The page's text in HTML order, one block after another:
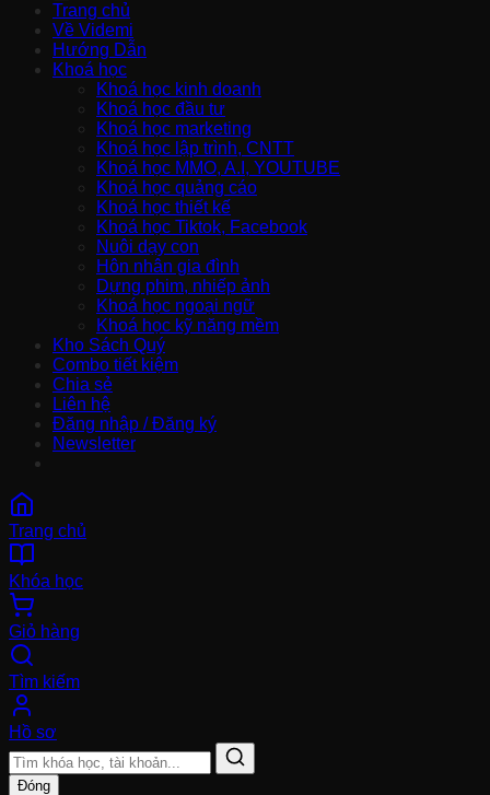
Trang chủ
Về Videmi
Hướng Dẫn
Khoá học
Khoá học kinh doanh
Khoá học đầu tư
Khoá học marketing
Khoá học lập trình, CNTT
Khoá học MMO, A.I, YOUTUBE
Khoá học quảng cáo
Khoá học thiết kế
Khoá học Tiktok, Facebook
Nuôi dạy con
Hôn nhân gia đình
Dựng phim, nhiếp ảnh
Khoá học ngoại ngữ
Khoá học kỹ năng mềm
Kho Sách Quý
Combo tiết kiệm
Chia sẻ
Liên hệ
Đăng nhập / Đăng ký
Newsletter
Trang chủ
Khóa học
Giỏ hàng
Tìm kiếm
Hồ sơ
Đóng